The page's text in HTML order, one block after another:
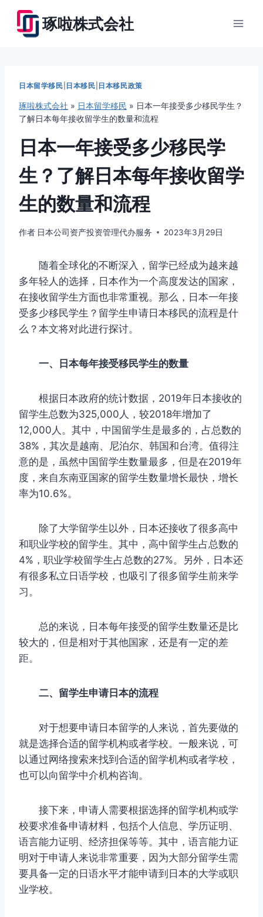
琢啦株式会社
日本留学移民 日本移民 日本移民政策
琢啦株式会社 » 日本留学移民 » 日本一年接受多少移民学生？
了解日本每年接收留学生的数量和流程
日本一年接受多少移民学
生？了解日本每年接收留学
生的数量和流程
作者 日本公司资产投资管理代办服务 2023年3月29日
随着全球化的不断深入，留学已经成为越来越
多年轻人的选择，日本作为一个高度发达的国家，
在接收留学生方面也非常重视。那么，日本一年接
受多少移民学生？留学生申请日本移民的流程是什
么？本文将对此进行探讨。
一、日本每年接受移民学生的数量
根据日本政府的统计数据，2019年日本接收的
留学生总数为325,000人，较2018年增加了
12,000人。其中，中国留学生是最多的，占总数的
38%，其次是越南、尼泊尔、韩国和台湾。值得注
意的是，虽然中国留学生数量最多，但是在2019年
度，来自东南亚国家的留学生数量增长最快，增长
率为10.6%。
除了大学留学生以外，日本还接收了很多高中
和职业学校的留学生。其中，高中留学生占总数的
4%，职业学校留学生占总数的27%。另外，日本还
有很多私立日语学校，也吸引了很多留学生前来学
习。
总的来说，日本每年接受的留学生数量还是比
较大的，但是相对于其他国家，还是有一定的差
距。
二、留学生申请日本的流程
对于想要申请日本留学的人来说，首先要做的
就是选择合适的留学机构或者学校。一般来说，可
以通过网络搜索来找到合适的留学机构或者学校，
也可以向留学中介机构咨询。
接下来，申请人需要根据选择的留学机构或学
校要求准备申请材料，包括个人信息、学历证明、
语言能力证明、经济担保等等。其中，语言能力证
明对于申请人来说非常重要，因为大部分留学生需
要具备一定的日语水平才能申请到日本的大学或职
业学校。